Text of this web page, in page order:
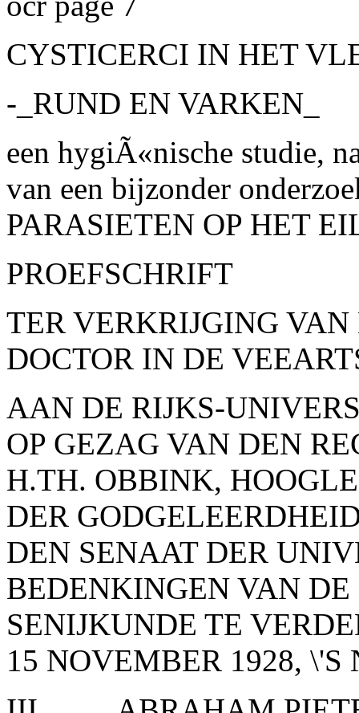
CYSTICERCI IN HET
-_RUND EN VARKEN_
een hygiÃ«nische studie,
van een bijzonder
PARASIETEN OP HET
PROEFSCHRIFT
TER VERKRIJGING
DOCTOR IN DE
AAN DE RIJKS-
OP GEZAG VAN DEN
H.TH. OBBINK,
DER
DEN SENAAT DER
BEDENKINGEN VAN
SENIJKUNDE TE
15 NOVEMBER 1928,